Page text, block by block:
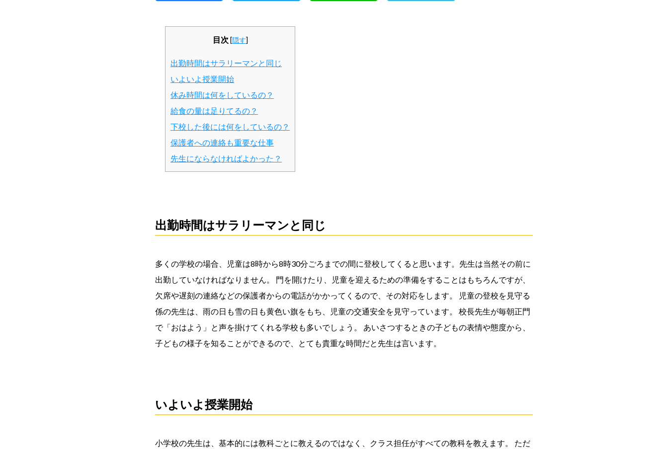
目次 [隠す]
出勤時間はサラリーマンと同じ
いよいよ授業開始
休み時間は何をしているの？
給食の量は足りてるの？
下校した後には何をしているの？
保護者への連絡も重要な仕事
先生にならなければよかった？
出勤時間はサラリーマンと同じ
多くの学校の場合、児童は8時から8時30分ごろまでの間に登校してくると思います。先生は当然その前に
出勤していなければなりません。 門を開けたり、児童を迎えるための準備をすることはもちろんですが、
欠席や遅刻の連絡などの保護者からの電話がかかってくるので、その対応をします。 児童の登校を見守る
係の先生は、雨の日も雪の日も黄色い旗をもち、児童の交通安全を見守っています。 校長先生が毎朝正門
で「おはよう」と声を掛けてくれる学校も多いでしょう。 あいさつするときの子どもの表情や態度から、
子どもの様子を知ることができるので、とても貴重な時間だと先生は言います。
いよいよ授業開始
小学校の先生は、基本的には教科ごとに教えるのではなく、クラス担任がすべての教科を教えます。 ただ